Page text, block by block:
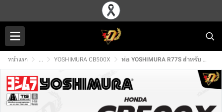
หน้าแรก ... YOSHIMURA CB500X ท่อ YOSHIMURA R77S สำหรับ HONDA CB500X